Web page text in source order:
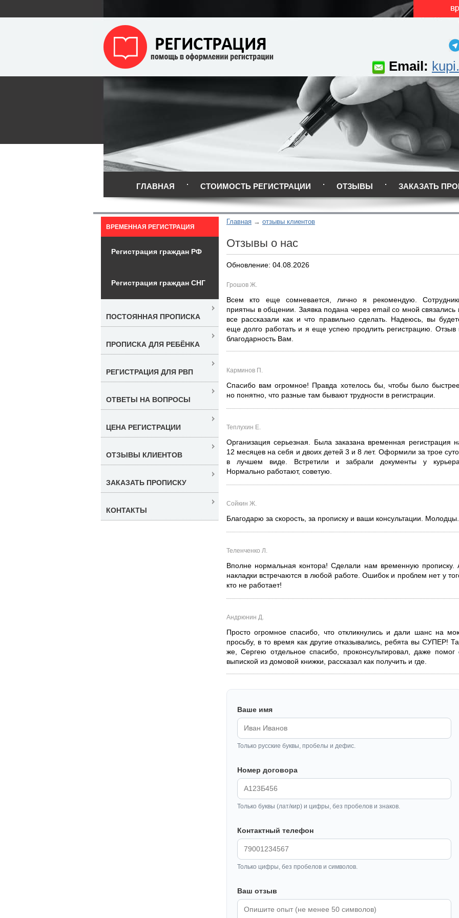
Email:
ГЛАВНАЯ СТОИМОСТЬ РЕГИСТРАЦИИ ОТЗЫВЫ ЗАКАЗАТЬ
Главная отзывы клиентов
Отзывы о нас
Обновление: 04.08.2026
Грошов Ж.
Всем кто еще сомневается, лично я рекомендую.
приятны в общении. Заявка подана через email со мной связались
все рассказали как и что правильно сделать. Надеюсь, вы
еще долго работать и я еще успею продлить регистрацию. Отзыв
благодарность Вам.
Карминов П.
Спасибо вам огромное! Правда хотелось бы, чтобы было
но понятно, что разные там бывают трудности в регистрации.
Теплухин Е.
Организация серьезная. Была заказана временная регистрация
12 месяцев на себя и двоих детей 3 и 8 лет. Оформили за трое
в лучшем виде. Встретили и забрали документы у курьера.
Нормально работают, советую.
Сойкин Ж.
Благодарю за скорость, за прописку и ваши консультации. Молодцы.
Теленченко Л.
Вполне нормальная контора! Сделали нам временную прописку.
накладки встречаются в любой работе. Ошибок и проблем нет у
кто не работает!
Андрюнин Д.
Просто огромное спасибо, что откликнулись и дали шанс на
просьбу, в то время как другие отказывались, ребята вы СУПЕР!
же, Сергею отдельное спасибо, проконсультировал, даже помог
выпиской из домовой книжки, рассказал как получить и где.
Ваше имя
Только русские буквы, пробелы и дефис.
Номер договора
Только буквы (лат/кир) и цифры, без пробелов и знаков.
Контактный телефон
Только цифры, без пробелов и символов.
Ваш отзыв
ВРЕМЕННАЯ РЕГИСТРАЦИЯ
Регистрация граждан РФ
Регистрация граждан СНГ
ПОСТОЯННАЯ ПРОПИСКА
ПРОПИСКА ДЛЯ РЕБЁНКА
РЕГИСТРАЦИЯ ДЛЯ РВП
ОТВЕТЫ НА ВОПРОСЫ
ЦЕНА РЕГИСТРАЦИИ
ОТЗЫВЫ КЛИЕНТОВ
ЗАКАЗАТЬ ПРОПИСКУ
КОНТАКТЫ